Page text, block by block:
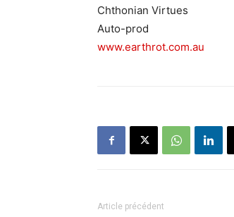
Chthonian Virtues
Auto-prod
www.earthrot.com.au
Article précédent